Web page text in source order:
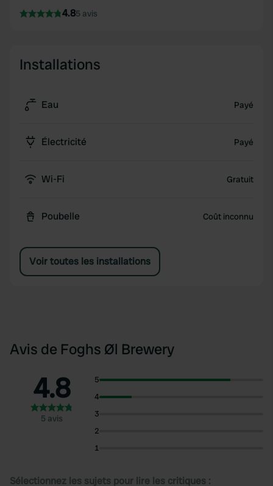
4.85 avis
Installations
Eau Payé
Électricité Payé
Wi-Fi Gratuit
Poubelle Coût inconnu
Voir toutes les installations
Avis de Foghs Øl Brewery
4.8
5 avis
5
4
3
2
1
Sélectionnez les sujets pour lire les critiques :